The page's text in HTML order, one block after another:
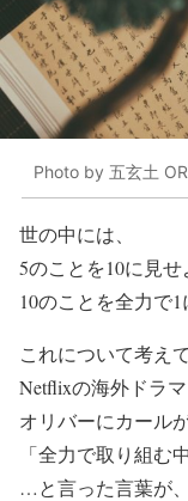
Photo by 五玄土
世の中には、
5のことを10に見せ
10のことを全力で
これについて考えて
Netflixの海外ドラ
オリバーにカールが
「全力で取り組む
…と言った言葉が